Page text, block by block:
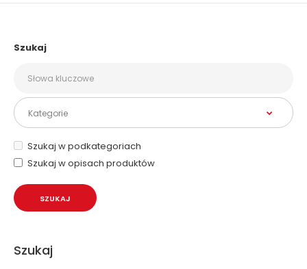
Szukaj
Szukaj w podkategoriach
Szukaj w opisach produktów
Szukaj